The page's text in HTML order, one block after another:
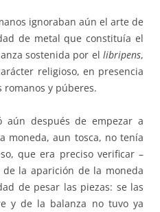
ignoraban aún el arte de
de metal que constituía el
sostenida por el libripens,
reli­gioso, en presencia
romanos y púberes.
aún después de empezar a
moneda, aun tosca, no tenía
que era preciso verificar –
de la aparición de la moneda
de pesar las piezas: se las
y de la balanza no tuvo ya